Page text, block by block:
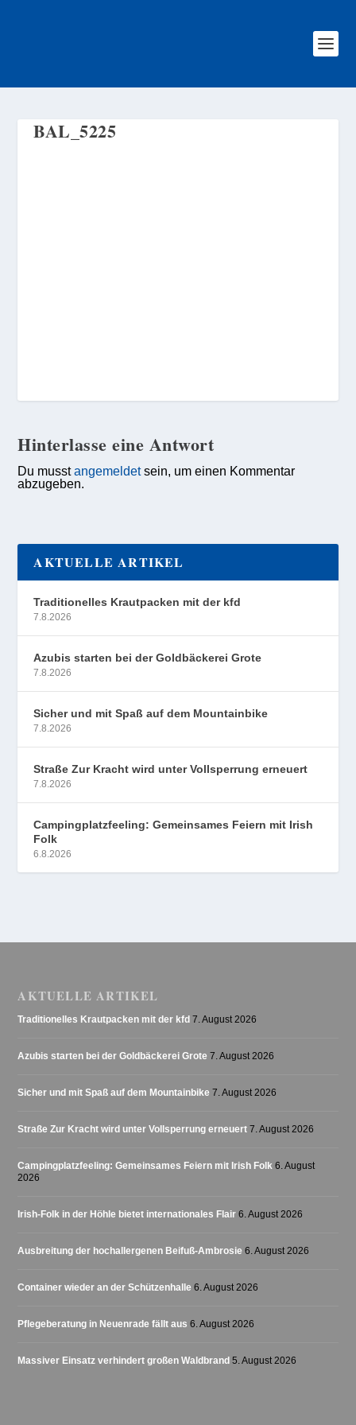
BAL_5225
Hinterlasse eine Antwort
Du musstangemeldetsein, um einen Kommentar
abzugeben.
AKTUELLE ARTIKEL
Traditionelles Krautpacken mit der kfd
7.8.2026
Azubis starten bei der Goldbäckerei Grote
7.8.2026
Sicher und mit Spaß auf dem Mountainbike
7.8.2026
Straße Zur Kracht wird unter Vollsperrung erneuert
7.8.2026
Campingplatzfeeling: Gemeinsames Feiern mit Irish
Folk
6.8.2026
AKTUELLE ARTIKEL
Traditionelles Krautpacken mit der kfd 7. August 2026
Azubis starten bei der Goldbäckerei Grote 7. August 2026
Sicher und mit Spaß auf dem Mountainbike 7. August 2026
Straße Zur Kracht wird unter Vollsperrung erneuert 7. August 2026
Campingplatzfeeling: Gemeinsames Feiern mit Irish Folk 6. August
2026
Irish-Folk in der Höhle bietet internationales Flair 6. August 2026
Ausbreitung der hochallergenen Beifuß-Ambrosie 6. August 2026
Container wieder an der Schützenhalle 6. August 2026
Pflegeberatung in Neuenrade fällt aus 6. August 2026
Massiver Einsatz verhindert großen Waldbrand 5. August 2026